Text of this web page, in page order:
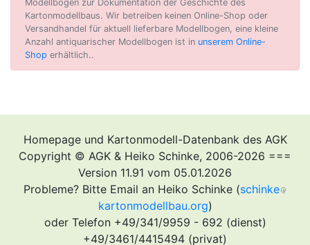
Modellbogen zur Dokumentation der Geschichte des
Kartonmodellbaus. Wir betreiben keinen Online-Shop oder
Versandhandel für aktuell lieferbare Modellbogen, eine kleine
Anzahl antiquarischer Modellbogen ist in unserem Online-
Shop erhältlich..
Homepage und Kartonmodell-Datenbank des AGK
Copyright © AGK & Heiko Schinke, 2006-2026 ===
Version 11.91 vom 05.01.2026
Probleme? Bitte Email an Heiko Schinke (schinke
kartonmodellbau.org)
oder Telefon +49/341/9959 - 692 (dienst)
+49/3461/4415494 (privat)